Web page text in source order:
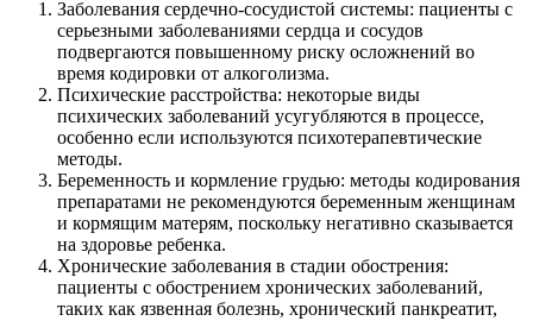
Заболевания сердечно-сосудистой системы: пациенты с
серьезными заболеваниями сердца и сосудов
подвергаются повышенному риску осложнений во
время кодировки от алкоголизма.
Психические расстройства: некоторые виды
психических заболеваний усугубляются в процессе,
особенно если используются психотерапевтические
методы.
Беременность и кормление грудью: методы кодирования
препаратами не рекомендуются беременным женщинам
и кормящим матерям, поскольку негативно сказывается
на здоровье ребенка.
Хронические заболевания в стадии обострения:
пациенты с обострением хронических заболеваний,
таких как язвенная болезнь, хронический панкреатит,